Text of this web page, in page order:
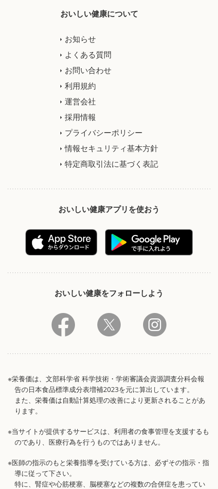
おいしい健康について
お知らせ
よくある質問
お問い合わせ
利用規約
運営会社
採用情報
プライバシーポリシー
情報セキュリティ基本方針
特定商取引法に基づく表記
おいしい健康アプリを使おう
おいしい健康をフォローしよう
※栄養価は、文部科学省 科学技術・学術審議会資源調査分科会報
告の日本食品標準成分表増補2023を元に算出しています。
また、栄養価は自動計算処理の改善により更新されることがあ
ります。
※当サイトが提供するサービスは、利用者の食事管理を支援するも
のであり、医療行為を行うものではありません。
※医師の指示のもと栄養指導を受けている方は、必ずその指示・指
導に従って下さい。
特に、腎症や心筋梗塞、脳梗塞などの複数の合併症を患ってい